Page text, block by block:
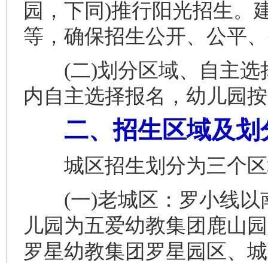
园，下同)推行阳光招生。
等，确保招生公开、公平
(二)划分区域、自主选
内自主选择报名，幼儿园
二、招生区域及划
城区招生划分为三个区
(一)老城区：罗小线以
儿园为五爱幼教集团鹿山
罗星幼教集团罗星园区、